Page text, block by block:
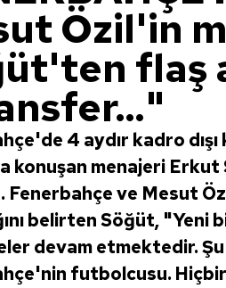
Özil'in
flaş
4 aydır kadro
konuşan menajeri
Fenerbahçe ve Mesut
belirten Söğüt,
devam etmektedir.
futbolcusu.